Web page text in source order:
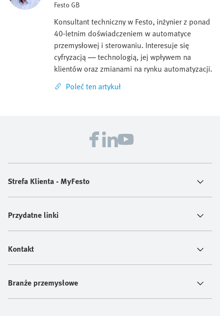
Festo GB
Konsultant techniczny w Festo, inżynier z ponad
40-letnim doświadczeniem w automatyce
przemysłowej i sterowaniu. Interesuje się
cyfryzacją — technologią, jej wpływem na
klientów oraz zmianami na rynku automatyzacji.
Poleć ten artykuł
Strefa Klienta - MyFesto
Przydatne linki
Kontakt
Branże przemysłowe